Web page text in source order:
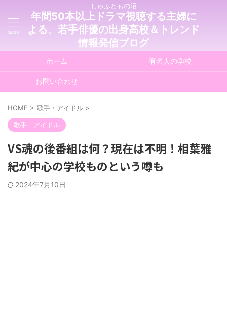
しゅふともの沼
年間50本以上ドラマ視聴する主婦に
よる、若手俳優の出身高校＆トレンド
情報発信ブログ
ホーム 有名人の学校
お問い合わせ
HOME > 歌手・アイドル >
歌手・アイドル
VS魂の後番組は何？現在は不明！相葉雅
紀が中心の学校ものという噂も
2024年7月10日